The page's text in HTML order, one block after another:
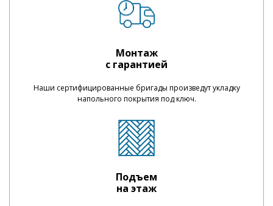
Монтаж
с гарантией
Наши сертифицированные бригады произведут укладку
напольного покрытия под ключ.
Подъем
на этаж